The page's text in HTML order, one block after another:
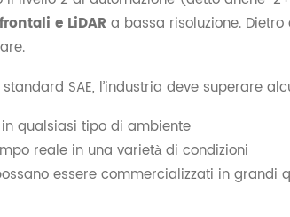
e LiDAR a bassa risoluzione.
SAE, l’industria deve superare
qualsiasi tipo di ambiente
reale in una varietà di condizioni
essere commercializzati in grandi